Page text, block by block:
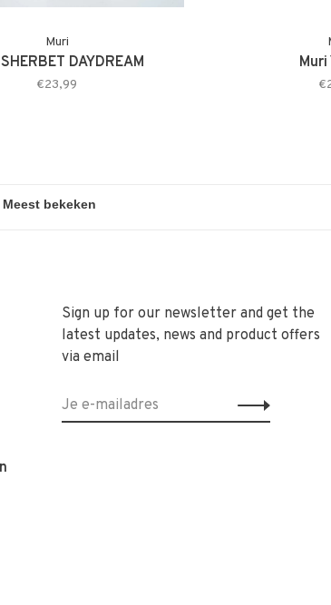
Muri
DAYDREAM
€23,99
Muri
Sign up for our newsletter and get the
latest updates, news and product offers
via email